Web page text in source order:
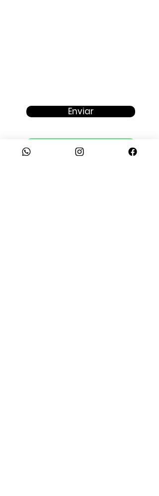
Enviar
Fale com um consultor